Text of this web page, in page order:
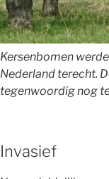
Kersenbomen
Nederland terecht.
tegenwoordig nog
Invasief